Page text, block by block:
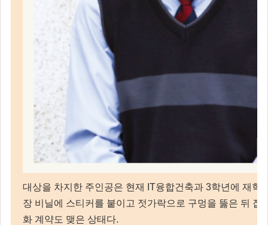
대상을 차지한 주인공은 현재 IT융합건축과 3학년에 재학
장 비닐에 스티커를 붙이고 젓가락으로 구멍을 뚫은 뒤
화 계약도 맺은 상태다.